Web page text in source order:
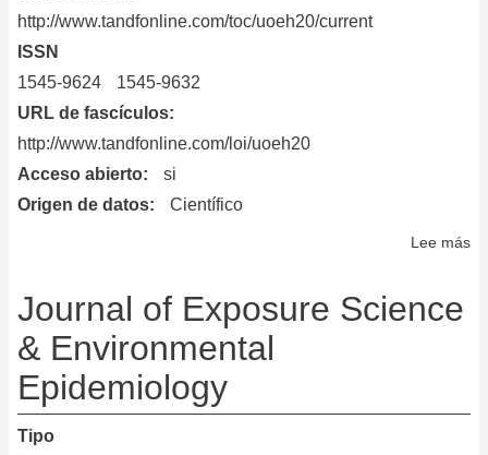
http://www.tandfonline.com/toc/uoeh20/current
ISSN
1545-9624
1545-9632
URL de fascículos
http://www.tandfonline.com/loi/uoeh20
Acceso abierto
si
Origen de datos
Científico
Lee más
Journal of Exposure Science
& Environmental
Epidemiology
Tipo